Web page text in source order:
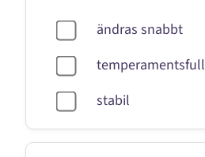
ändras snabbt
temperamentsfull
stabil